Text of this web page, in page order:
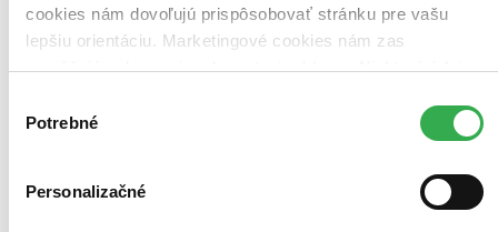
cookies nám dovoľujú prispôsobovať stránku pre vašu
lepšiu orientáciu. Marketingové cookies nám zas
umožňujú zobrazenie relevantnej reklamy. Niektoré údaje
keby sme mohli používať všetky tieto cookies. Ďakujeme!
súhlasu
Potrebné
Personalizačné
Použité filtre